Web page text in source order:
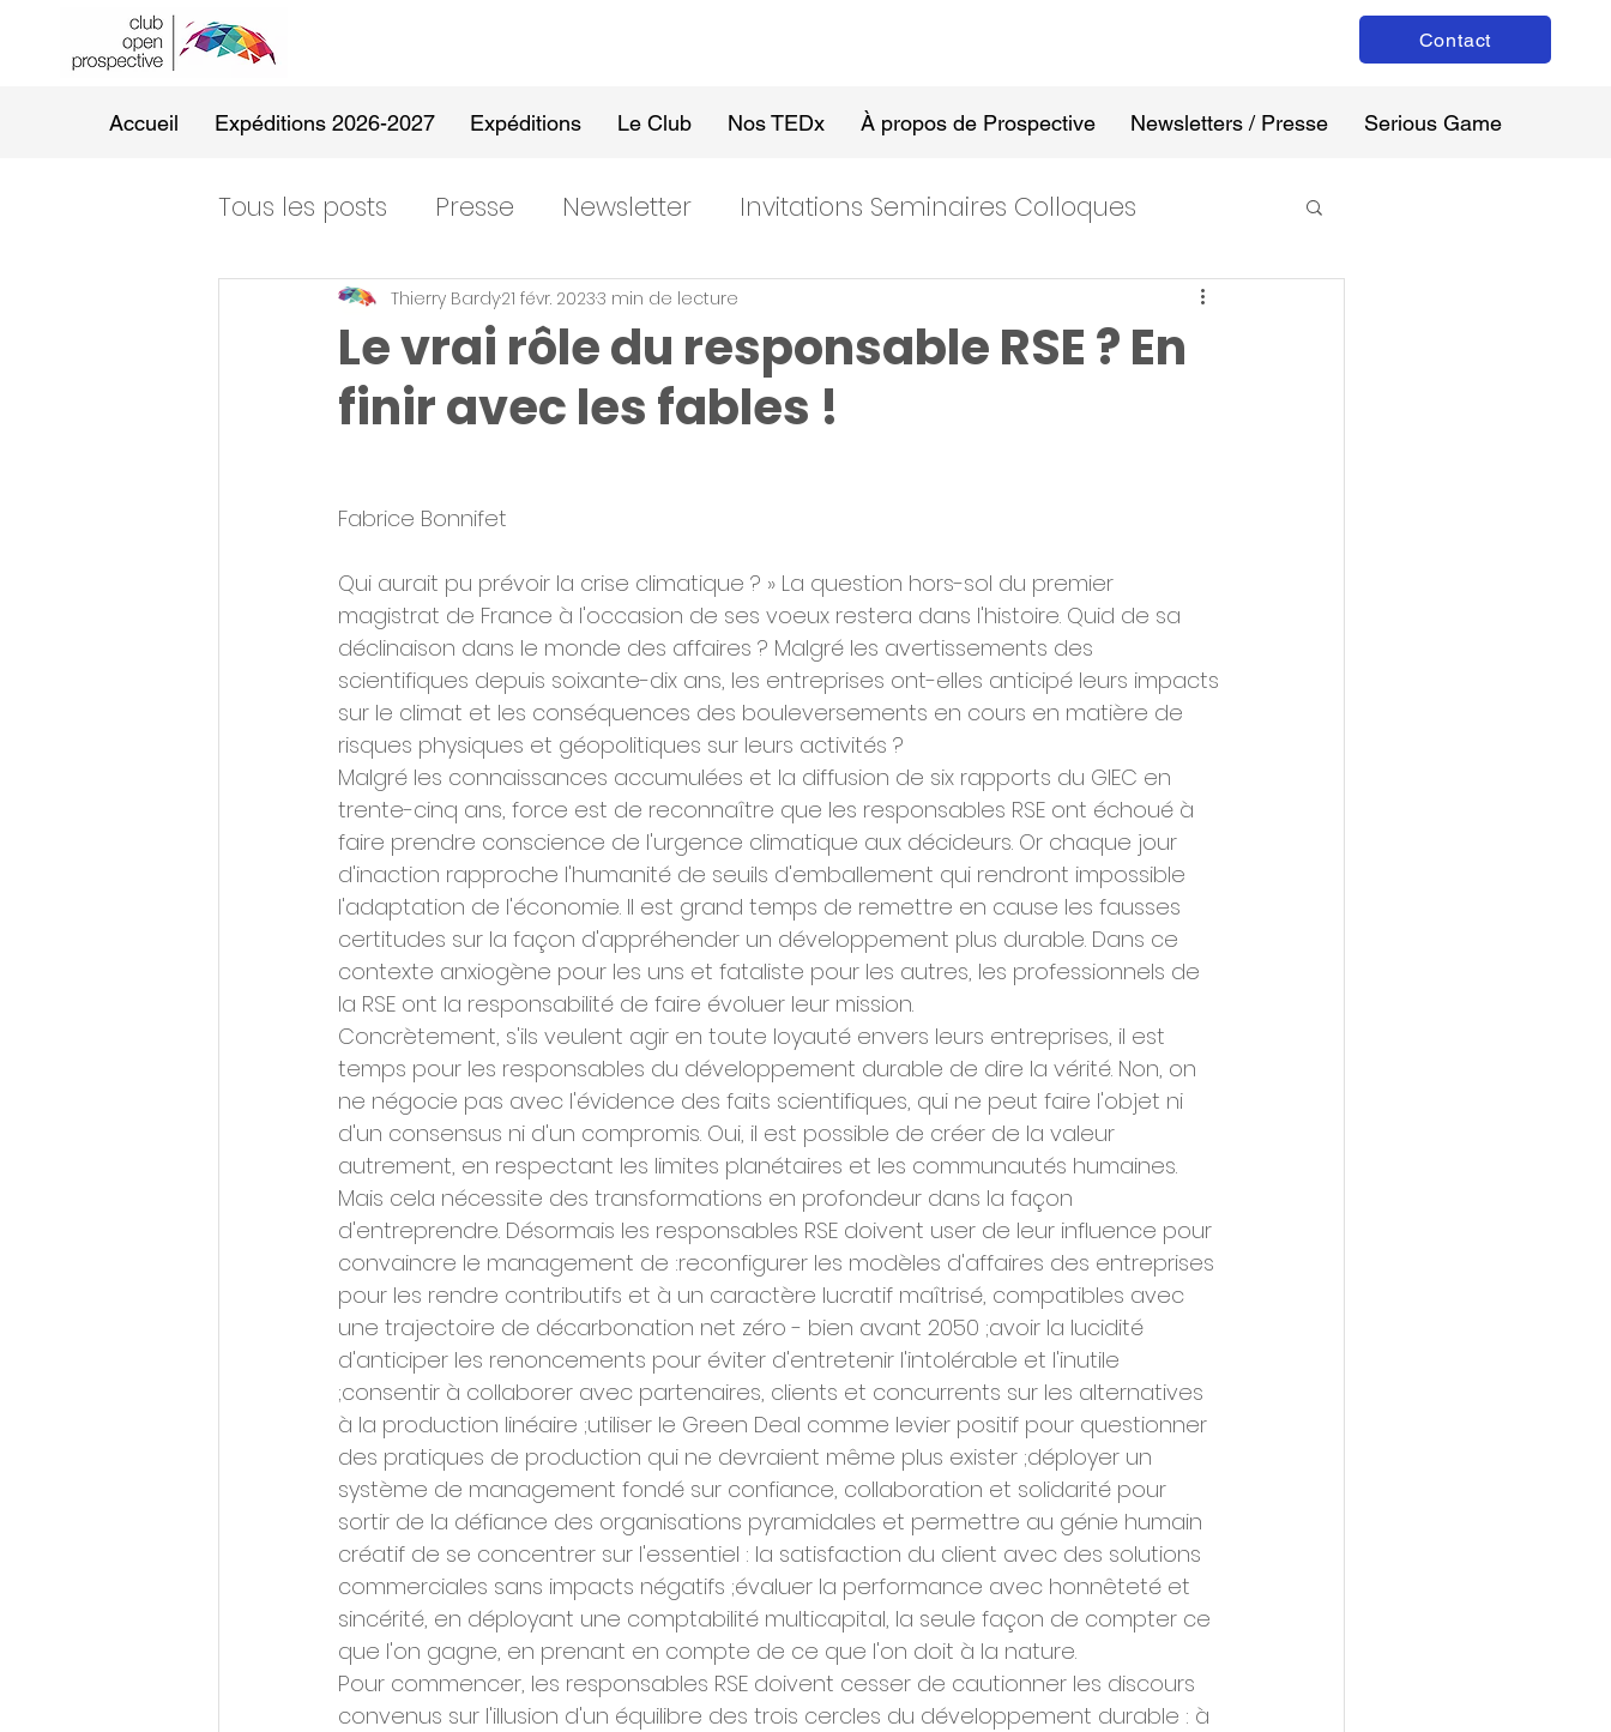
Contact
Accueil Expéditions 2026-2027 Expéditions Le Club Nos TEDx À propos de Prospective Newsletters / Presse Serious Game
Tous les posts Presse Newsletter Invitations Seminaires Colloques
Le vrai rôle du responsable RSE ? En
finir avec les fables !
Thierry Bardy21 févr. 20233 min de lecture
Fabrice Bonnifet
Qui aurait pu prévoir la crise climatique ? » La question hors-sol du premier
magistrat de France à l'occasion de ses voeux restera dans l'histoire. Quid de sa
déclinaison dans le monde des affaires ? Malgré les avertissements des
scientifiques depuis soixante-dix ans, les entreprises ont-elles anticipé leurs impacts
sur le climat et les conséquences des bouleversements en cours en matière de
risques physiques et géopolitiques sur leurs activités ?
Malgré les connaissances accumulées et la diffusion de six rapports du GIEC en
trente-cinq ans, force est de reconnaître que les responsables RSE ont échoué à
faire prendre conscience de l'urgence climatique aux décideurs. Or chaque jour
d'inaction rapproche l'humanité de seuils d'emballement qui rendront impossible
l'adaptation de l'économie. Il est grand temps de remettre en cause les fausses
certitudes sur la façon d'appréhender un développement plus durable. Dans ce
contexte anxiogène pour les uns et fataliste pour les autres, les professionnels de
la RSE ont la responsabilité de faire évoluer leur mission.
Concrètement, s'ils veulent agir en toute loyauté envers leurs entreprises, il est
temps pour les responsables du développement durable de dire la vérité. Non, on
ne négocie pas avec l'évidence des faits scientifiques, qui ne peut faire l'objet ni
d'un consensus ni d'un compromis. Oui, il est possible de créer de la valeur
autrement, en respectant les limites planétaires et les communautés humaines.
Mais cela nécessite des transformations en profondeur dans la façon
d'entreprendre. Désormais les responsables RSE doivent user de leur influence pour
convaincre le management de :reconfigurer les modèles d'affaires des entreprises
pour les rendre contributifs et à un caractère lucratif maîtrisé, compatibles avec
une trajectoire de décarbonation net zéro - bien avant 2050 ;avoir la lucidité
d'anticiper les renoncements pour éviter d'entretenir l'intolérable et l'inutile
;consentir à collaborer avec partenaires, clients et concurrents sur les alternatives
à la production linéaire ;utiliser le Green Deal comme levier positif pour questionner
des pratiques de production qui ne devraient même plus exister ;déployer un
système de management fondé sur confiance, collaboration et solidarité pour
sortir de la défiance des organisations pyramidales et permettre au génie humain
créatif de se concentrer sur l'essentiel : la satisfaction du client avec des solutions
commerciales sans impacts négatifs ;évaluer la performance avec honnêteté et
sincérité, en déployant une comptabilité multicapital, la seule façon de compter ce
que l'on gagne, en prenant en compte de ce que l'on doit à la nature.
Pour commencer, les responsables RSE doivent cesser de cautionner les discours
convenus sur l'illusion d'un équilibre des trois cercles du développement durable : à